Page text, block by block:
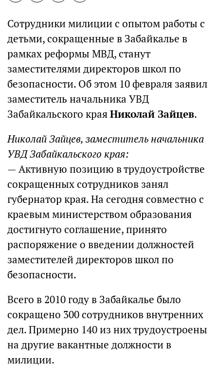
Сотрудники милиции с опытом работы с
детьми, сокращенные в Забайкалье в
рамках реформы МВД, станут
заместителями директоров школ по
безопасности. Об этом 10 февраля заявил
заместитель начальника УВД
Забайкальского краяНиколай Зайцев.
Николай Зайцев, заместитель начальника
УВД Забайкальского края:
— Активную позицию в трудоустройстве
сокращенных сотрудников занял
губернатор края. На сегодня совместно с
краевым министерством образования
достигнуто соглашение, принято
распоряжение о введении должностей
заместителей директоров школ по
безопасности.
Всего в 2010 году в Забайкалье было
сокращено 300 сотрудников внутренних
дел. Примерно 140 из них трудоустроены
на другие вакантные должности в
милиции.